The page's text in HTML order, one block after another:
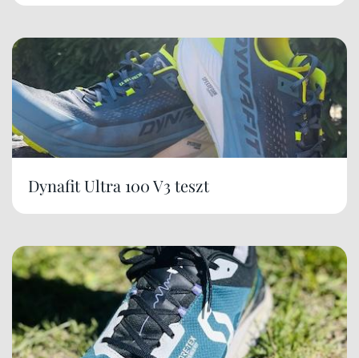
Dynafit Ultra 100 V3 teszt